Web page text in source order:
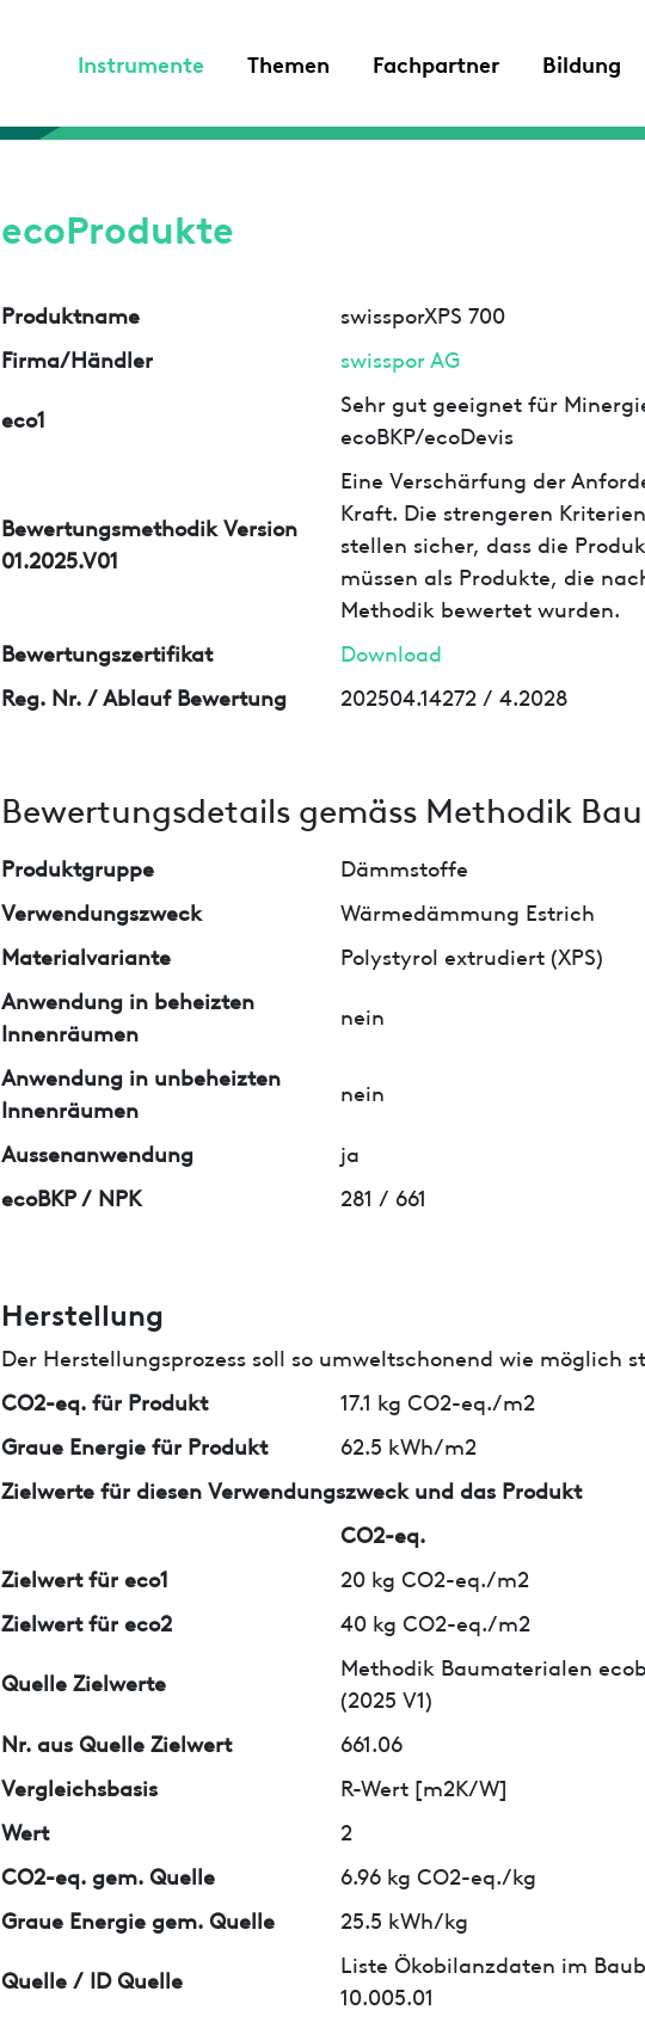
Instrumente Themen Fachpartner Bildung
ecoProdukte
Produktname
swissporXPS 700
Firma/Händler
swisspor AG
eco1
Sehr gut geeignet für
ecoBKP/ecoDevis
Bewertungsmethodik Version
01.2025.V01
Eine Verschärfung der
Kraft. Die strengeren
stellen sicher, dass die
müssen als Produkte, die
Methodik bewertet wurden.
Bewertungszertifikat
Download
Reg. Nr. / Ablauf Bewertung
202504.14272 / 4.2028
Bewertungsdetails gemäss Methodik
Produktgruppe
Dämmstoffe
Verwendungszweck
Wärmedämmung Estrich
Materialvariante
Polystyrol extrudiert (XPS)
Anwendung in beheizten
Innenräumen
nein
Anwendung in unbeheizten
Innenräumen
nein
Aussenanwendung
ja
ecoBKP / NPK
281 / 661
Herstellung
Der Herstellungsprozess soll so umweltschonend wie möglich
CO2-eq. für Produkt
17.1 kg CO2-eq./m2
Graue Energie für Produkt
62.5 kWh/m2
Zielwerte für diesen Verwendungszweck und das Produkt
CO2-eq.
Zielwert für eco1
20 kg CO2-eq./m2
Zielwert für eco2
40 kg CO2-eq./m2
Quelle Zielwerte
Methodik Baumaterialen
(2025 V1)
Nr. aus Quelle Zielwert
661.06
Vergleichsbasis
R-Wert [m2K/W]
Wert
2
CO2-eq. gem. Quelle
6.96 kg CO2-eq./kg
Graue Energie gem. Quelle
25.5 kWh/kg
Quelle / ID Quelle
Liste Ökobilanzdaten im
10.005.01